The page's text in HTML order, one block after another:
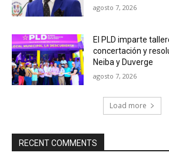
agosto 7, 2026
El PLD imparte
concertación y
Neiba y Duverge
agosto 7, 2026
Load more
RECENT COMMENTS